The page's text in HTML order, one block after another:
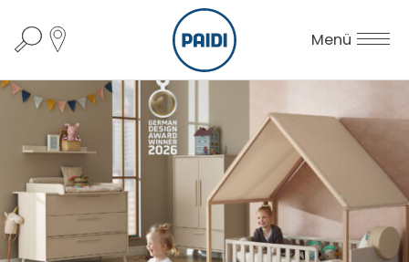
Menü